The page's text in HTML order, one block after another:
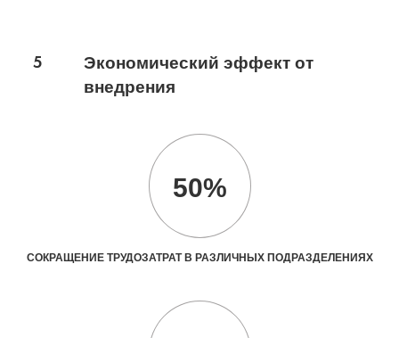
5
Экономический эффект от
внедрения
50%
СОКРАЩЕНИЕ ТРУДОЗАТРАТ В РАЗЛИЧНЫХ ПОДРАЗДЕЛЕНИЯХ